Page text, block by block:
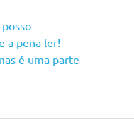
a pena ler!
é uma parte